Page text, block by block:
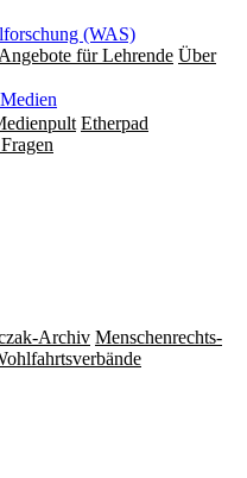
(WAS)
Angebote für Lehrende Über
Etherpad
Archiv Men­schen­rechts­